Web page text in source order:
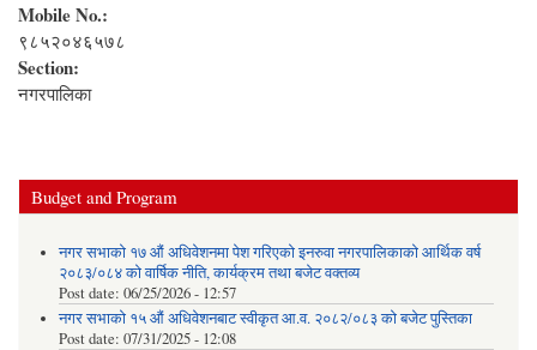
Mobile No.:
९८५२०४६५७८
Section:
नगरपालिका
Budget and Program
नगर सभाको १७ औं अधिवेशनमा पेश गरिएको इनरुवा नगरपालिकाको आर्थिक वर्ष
२०८३/०८४ को वार्षिक नीति, कार्यक्रम तथा बजेट वक्तव्य
Post date: 06/25/2026 - 12:57
नगर सभाको १५ औं अधिवेशनबाट स्वीकृत आ.व. २०८२/०८३ को बजेट पुस्तिका
Post date: 07/31/2025 - 12:08